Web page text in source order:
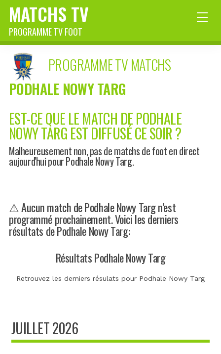
MATCHS TV
PROGRAMME TV FOOT
PROGRAMME TV MATCHS
PODHALE NOWY TARG
EST-CE QUE LE MATCH DE PODHALE
NOWY TARG EST DIFFUSÉ CE SOIR ?
Malheureusement non, pas de matchs de foot en direct
aujourd'hui pour Podhale Nowy Targ.
⚠️ Aucun match de Podhale Nowy Targ n’est
programmé prochainement. Voici les derniers
résultats de Podhale Nowy Targ:
Résultats Podhale Nowy Targ
Retrouvez les derniers résulats pour Podhale Nowy Targ
JUILLET 2026